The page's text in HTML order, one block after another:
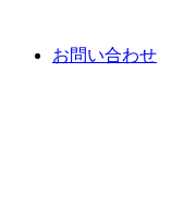
お問い合わせ